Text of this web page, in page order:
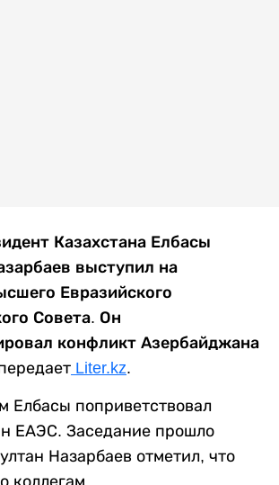
Казахстана Елбасы
выступил на
Евразийского
Совета. Он
конфликт Азербайджана
Liter.kz.
Елбасы поприветствовал
ЕАЭС. Заседание прошло
Назарбаев отметил, что
коллегам.